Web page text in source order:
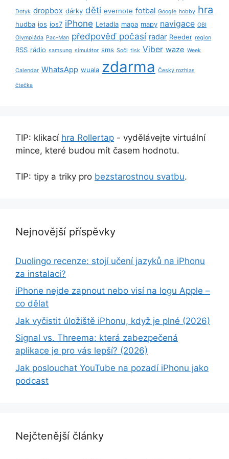
Dotyk dropbox dárky děti evernote fotbal Google hobby hra
hudba ios ios7 iPhone Letadla mapa mapy navigace OBI
Olympiáda Pac-Man předpověď počasí radar Reeder region
RSS rádio samsung simulátor sms Soči tisk Viber waze Week
Calendar WhatsApp wuala zdarma Český rozhlas
čtečka
TIP: klikací hra Rollertap - vydělávejte virtuální
mince, které budou mít časem hodnotu.
TIP: tipy a triky pro bezstarostnou svatbu.
Nejnovější příspěvky
Duolingo recenze: stojí učení jazyků na iPhonu
za instalaci?
iPhone nejde zapnout nebo visí na logu Apple –
co dělat
Jak vyčistit úložiště iPhonu, když je plné (2026)
Signal vs. Threema: která zabezpečená
aplikace je pro vás lepší? (2026)
Jak poslouchat YouTube na pozadí iPhonu jako
podcast
Nejčtenější články